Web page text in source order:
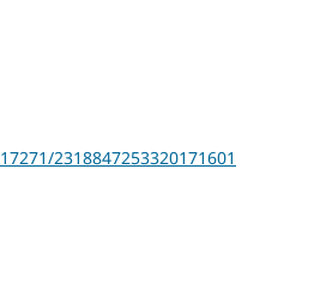
2318847253320171601